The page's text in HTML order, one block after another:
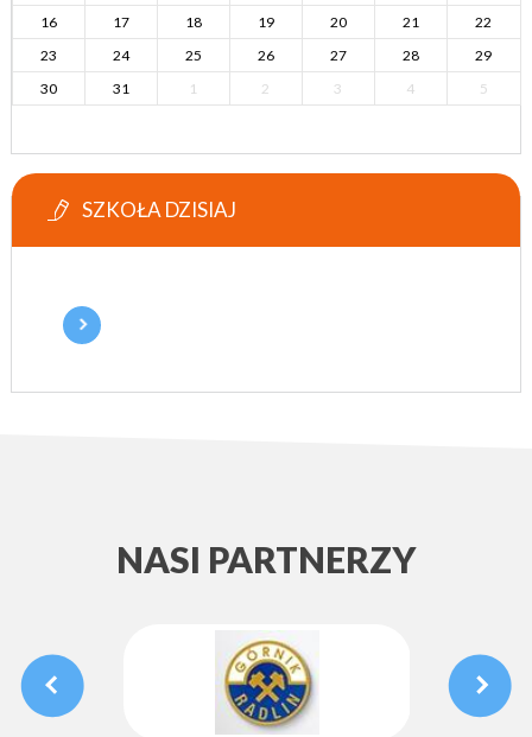
16
17 18 19 20 21
22
23
24 25 26 27 28
29
30
31 1 2 3 4 5
SZKOŁA DZISIAJ
NASI PARTNERZY